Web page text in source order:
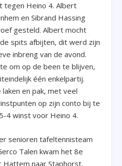
tegen Heino 4. Albert
en Sibrand Hassing
gesteld. Albert mocht
spits afbijten, dit werd zijn
inbreng van de avond.
om op de been te blijven,
één enkelpartij.
en pak, met veel
op zijn conto bij te
4 winst voor Heino 4.
senioren tafeltennisteam
Talen kwam het 8e
Hattem naar Staphorst.